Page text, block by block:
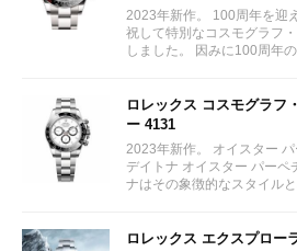
2023年新作。 100周年を迎
祝して特別なコスモグラフ
しました。 因みに100周年
ロレックス コスモグラフ
ー 4131
2023年新作。 オイスター
デイトナ オイスター パーペ
ナはその象徴的なスタイル
ロレックス エクスプロー